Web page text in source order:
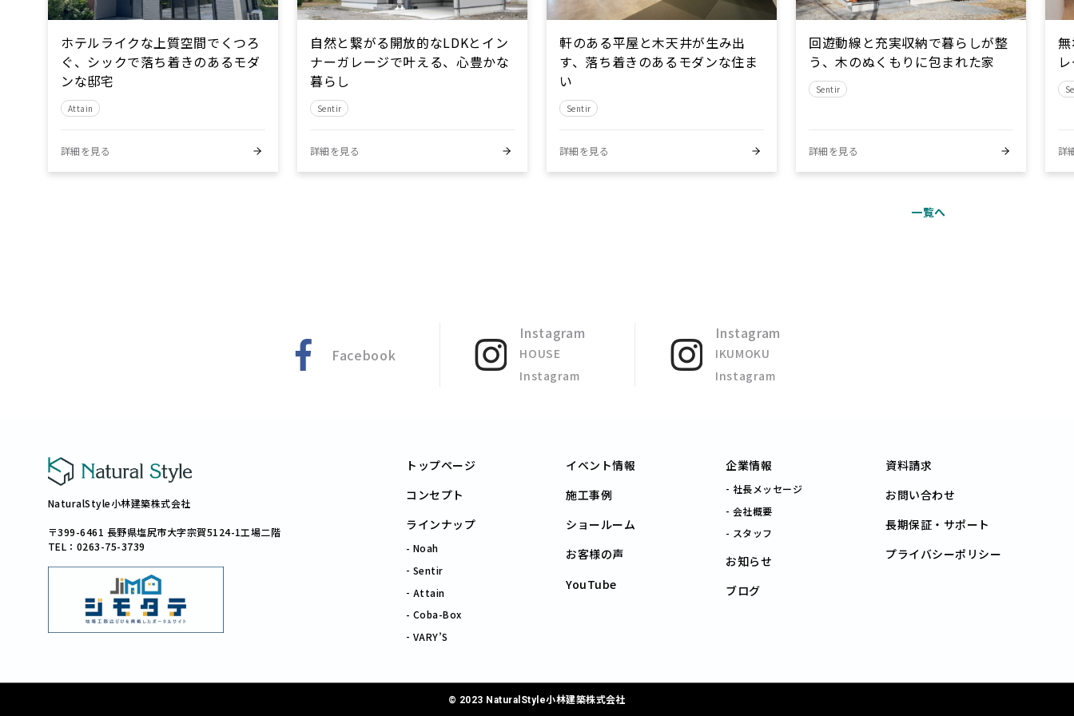
ホテルライクな上質空間でくつろ
ぐ、シックで落ち着きのあるモダ
ンな邸宅
Attain
詳細を見る
自然と繋がる開放的なLDKとイン
ナーガレージで叶える、心豊かな
暮らし
Sentir
詳細を見る
軒のある平屋と木天井が生み出
す、落ち着きのあるモダンな住ま
い
Sentir
詳細を見る
回遊動線と充実収納で暮らしが整
う、木のぬくもりに包まれた家
Sentir
詳細を見る 詳
一覧へ
Facebook
Instagram
HOUSE
Instagram
Instagram
IKUMOKU
Instagram
NaturalStyle小林建築株式会社
〒399-6461 長野県塩尻市大字宗賀5124-1工場二階
TEL：0263-75-3739
トップページ
コンセプト
ラインナップ
Noah
Sentir
Attain
Coba-Box
VARY’S
イベント情報
施工事例
ショールーム
お客様の声
YouTube
企業情報
社長メッセージ
会社概要
スタッフ
お知らせ
ブログ
資料請求
お問い合わせ
長期保証・サポート
プライバシーポリシー
© 2023 NaturalStyle小林建築株式会社